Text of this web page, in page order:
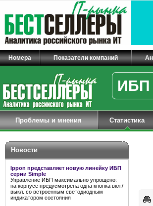
Номера Показатели компаний
ИБП
Проблемы и мнения Статистика
Новости
Ippon представляет новую линейку ИБП
серии Simple
Управление ИБП максимально упрощено:
на корпусе предусмотрена одна кнопка вкл./
выкл. со встроенным светодиодным
индикатором состояния